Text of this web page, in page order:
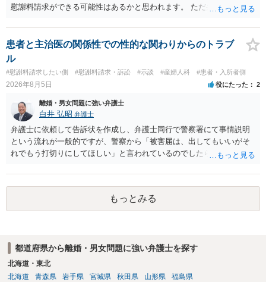
慰謝料請求ができる可能性はあるかと思われます。 ただ弁護士費用を
た方が良いでしょう。
患者と主治医の関係性での性的な関わりからのトラブ
ル
#慰謝料請求したい側 #慰謝料請求・訴訟 #示談 #産婦人科 #患者・入所者側
2026年8月5日 役にたった 2
離婚・男女問題に強い弁護士
白井 弘昭 弁護士
弁護士に依頼して告訴状を作成し、弁護士同行で警察署にて事情説明
という流れが一般的ですが、警察から「被害届は、出してもいいがそ
れでもう打切りにしてほしい」と言われているのでしたら、あまり結
検察庁に訴えるのもありかもしれないですが、実際に捜査をするの
は、結局所轄だと思われますので、やはり結論は変わらないかもしれ
ないです。 一度、最寄りの「刑事に強い」とうたっている弁護士に相
談してみてはいかがでしょうか。 以上、ご参考まで。
もっとみる
都道府県から離婚・男女問題に強い弁護士を探す
北海道・東北
北海道
青森県 岩手県 宮城県 秋田県 山形県 福島県